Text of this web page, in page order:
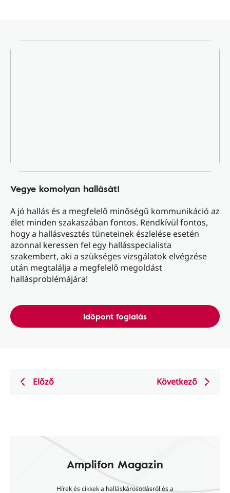
Vegye komolyan hallását!
A jó hallás és a megfelelő minőségű kommunikáció az
élet minden szakaszában fontos. Rendkívül fontos,
hogy a hallásvesztés tüneteinek észlelése esetén
azonnal keressen fel egy hallásspecialista
szakembert, aki a szükséges vizsgálatok elvégzése
után megtalálja a megfelelő megoldást
hallásproblémájára!
Időpont foglalás
Előző Következő
Amplifon Magazin
Hírek és cikkek a halláskárosodásról és a